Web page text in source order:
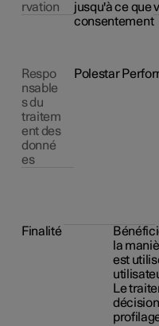
rvation
jusqu'à ce que
consentement
Respo
nsable
s du
traitem
ent des
donné
es
Polestar
Finalité
la
est
Le